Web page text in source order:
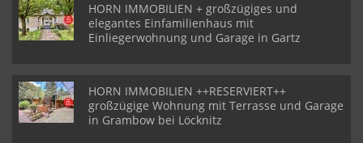
HORN IMMOBILIEN + großzügiges und
elegantes Einfamilienhaus mit
Einliegerwohnung und Garage in Gartz
HORN IMMOBILIEN ++RESERVIERT++
großzügige Wohnung mit Terrasse und Garage
in Grambow bei Löcknitz